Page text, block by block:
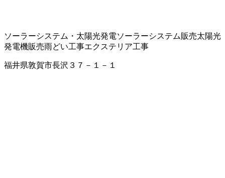
ソーラーシステム・太陽光発電ソーラーシステム販売太陽光
発電機販売雨どい工事エクステリア工事
福井県敦賀市長沢３７－１－１